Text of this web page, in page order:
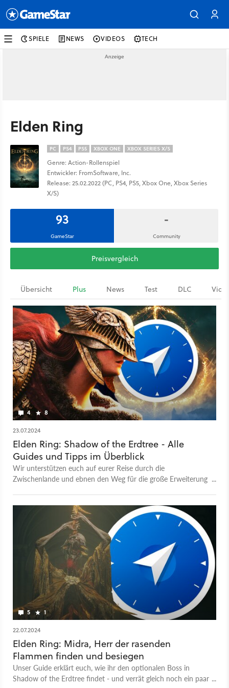
SPIELE NEWS VIDEOS TECH
Elden Ring
PC PS4 PS5 XBOX ONE XBOX SERIES X/S
Genre: Action-Rollenspiel
Entwickler: FromSoftware, Inc.
Release: 25.02.2022 (PC, PS4, PS5, Xbox One, Xbox Series
X/S)
93
GameStar
-
Community
Preisvergleich
Übersicht Plus News Test DLC
4 8
23.07.2024
Elden Ring: Shadow of the Erdtree - Alle
Guides und Tipps im Überblick
Wir unterstützen euch auf eurer Reise durch die
Zwischenlande und ebnen den Weg für die große Erweiterung
5 1
22.07.2024
Elden Ring: Midra, Herr der rasenden
Flammen finden und besiegen
Unser Guide erklärt euch, wie ihr den optionalen Boss in
Shadow of the Erdtree findet - und verrät gleich noch ein paar